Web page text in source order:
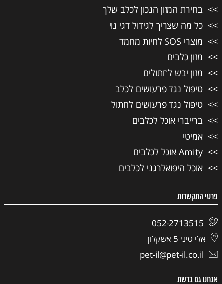
בחירת המזון הנכון לכלב שלך
כל מה שצריך לגידול דגי נוי
מוצרי SOS לחיות מחמד
מזון כלבים
מזון יבש לחתולים
טיפול נגד פרעושים לכלב
טיפול נגד פרעושים לחתול
ברייברי אוכל לכלבים
אמיטי
Amity אוכל לכלבים
אוכל היפואלרגני לכלבים
פרטי התקשרות
052-2713515
אלי סיני 5 אשקלון
pet-il@pet-il.co.il
אנחנו גם ברשת